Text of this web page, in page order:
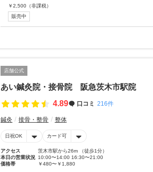
￥2,500 （非課税）
販売中
店舗公式
あい鍼灸院・接骨院 阪急茨木市駅院
4.89
口コミ 216件
鍼灸 接骨・整骨 整体
日祝OK カード可
アクセス
茨木市駅から26m （徒歩1分）
本日の営業状況 10:00〜14:00 16:30〜21:00
価格帯
￥480〜￥1,880